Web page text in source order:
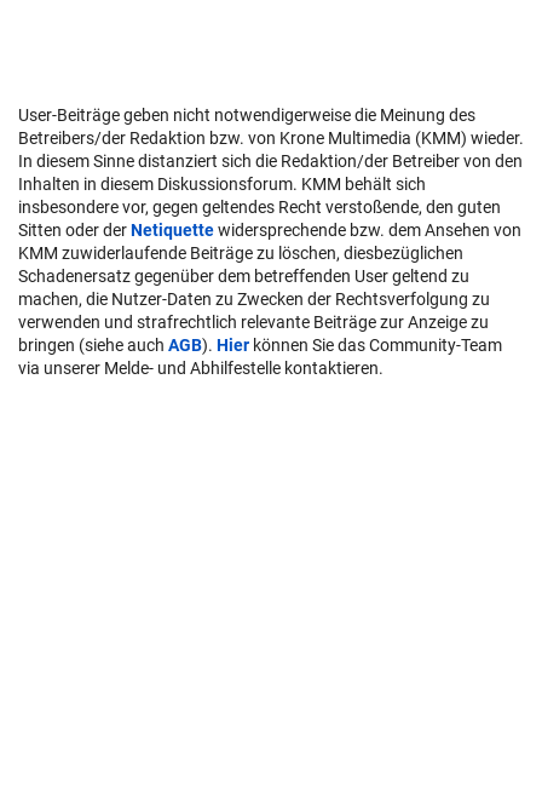
User-Beiträge geben nicht notwendigerweise die Meinung des
Betreibers/der Redaktion bzw. von Krone Multimedia (KMM) wieder.
In diesem Sinne distanziert sich die Redaktion/der Betreiber von den
Inhalten in diesem Diskussionsforum. KMM behält sich
insbesondere vor, gegen geltendes Recht verstoßende, den guten
Sitten oder derNetiquettewidersprechende bzw. dem Ansehen von
KMM zuwiderlaufende Beiträge zu löschen, diesbezüglichen
Schadenersatz gegenüber dem betreffenden User geltend zu
machen, die Nutzer-Daten zu Zwecken der Rechtsverfolgung zu
verwenden und strafrechtlich relevante Beiträge zur Anzeige zu
bringen (siehe auch AGB). Hier können Sie das Community-Team
via unserer Melde- und Abhilfestelle kontaktieren.